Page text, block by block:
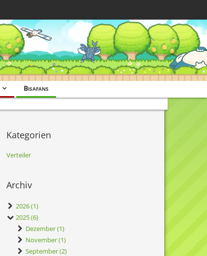
Bisafans
Kategorien
Verteiler
Archiv
2026 (1)
2025 (6)
Dezember (1)
November (1)
September (2)